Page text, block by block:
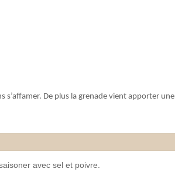
s’affamer. De plus la grenade vient apporter une
avec sel et poivre.